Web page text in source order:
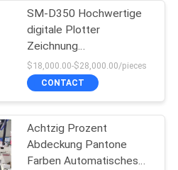
SM-D350 Hochwertige
digitale Plotter
Zeichnung
Druckdruckschneiden für
Etiketten schneiden
$18,000.00-$28,000.00/pieces
CONTACT
Achtzig Prozent
Abdeckung Pantone
Farben Automatisches